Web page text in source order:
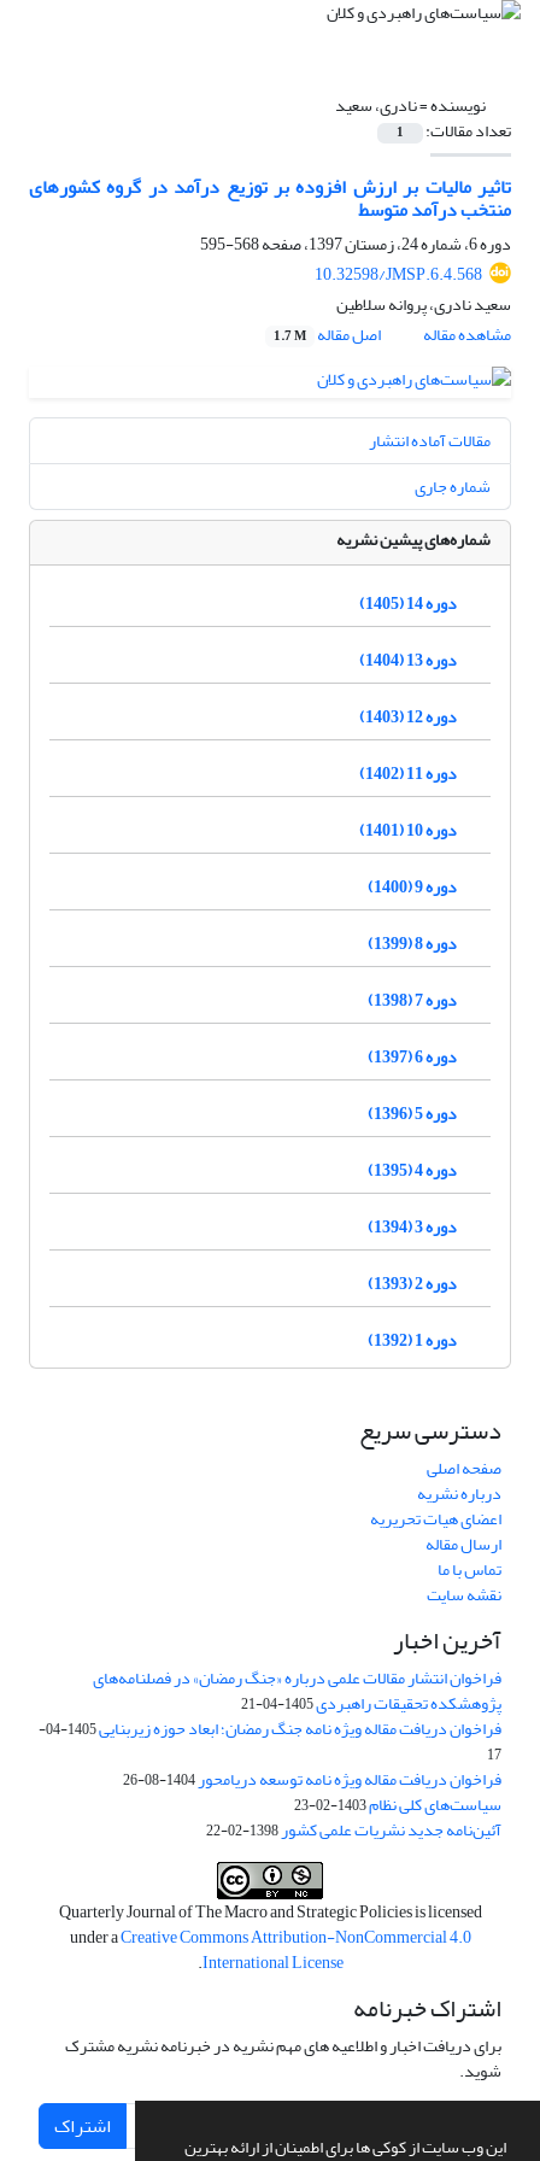
این وب سایت از کوکی ها برای اطمینان از ارائه بهترین
نویسنده =نادری، سعید
تعداد مقالات: 1
تاثیر مالیات بر ارزش افزوده بر توزیع درآمد در گروه کشورهای
منتخب درآمد متوسط
دوره 6، شماره 24، زمستان 1397، صفحه
568-595
10.32598/JMSP.6.4.568
سعید نادری، پروانه سلاطین
مشاهده مقاله
اصل مقاله 1.7 M
مقالات آماده انتشار
شماره جاری
شماره‌های پیشین نشریه
دوره 14 (1405)
دوره 13 (1404)
دوره 12 (1403)
دوره 11 (1402)
دوره 10 (1401)
دوره 9 (1400)
دوره 8 (1399)
دوره 7 (1398)
دوره 6 (1397)
دوره 5 (1396)
دوره 4 (1395)
دوره 3 (1394)
دوره 2 (1393)
دوره 1 (1392)
دسترسی سریع
صفحه اصلی
درباره نشریه
اعضای هیات تحریریه
ارسال مقاله
تماس با ما
نقشه سایت
آخرین اخبار
فراخوان انتشار مقالات علمی درباره «جنگ رمضان» در فصلنامه‌های
پژوهشکده تحقیقات راهبردی1405-04-21
فراخوان دریافت مقاله ویژه نامه جنگ رمضان؛ ابعاد حوزه زیربنایی
1405-04-
17
فراخوان دریافت مقاله ویژه نامه توسعه دریامحور1404-08-26
سیاست‌های کلی نظام1403-02-23
آئین‌نامه جدید نشریات علمی کشور1398-02-22
Quarterly Journal of The Macro and Strategic Policies is licensed
under aCreative Commons Attribution-NonCommercial 4.0
International License
.
اشتراک خبرنامه
برای دریافت اخبار و اطلاعیه های مهم نشریه در خبرنامه نشریه مشترک
شوید.
اشتراک